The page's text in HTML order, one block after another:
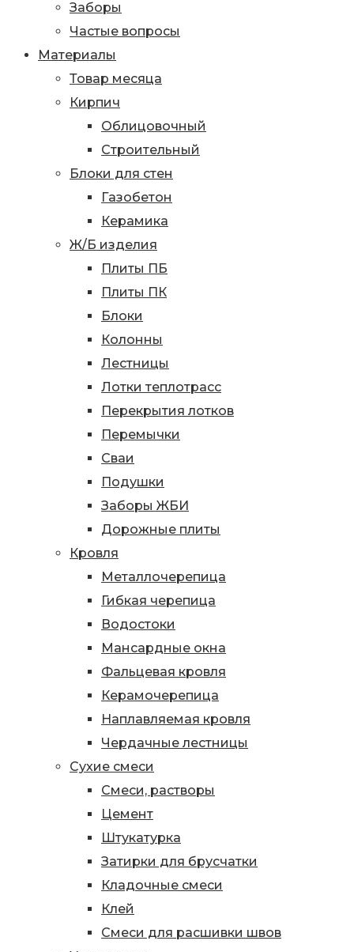
Заборы
Частые вопросы
Материалы
Товар месяца
Кирпич
Облицовочный
Строительный
Блоки для стен
Газобетон
Керамика
Ж/Б изделия
Плиты ПБ
Плиты ПК
Блоки
Колонны
Лестницы
Лотки теплотрасс
Перекрытия лотков
Перемычки
Сваи
Подушки
Заборы ЖБИ
Дорожные плиты
Кровля
Металлочерепица
Гибкая черепица
Водостоки
Мансардные окна
Фальцевая кровля
Керамочерепица
Наплавляемая кровля
Чердачные лестницы
Сухие смеси
Смеси, растворы
Цемент
Штукатурка
Затирки для брусчатки
Кладочные смеси
Клей
Смеси для расшивки швов